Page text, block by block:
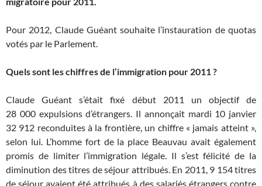
Pour 2012, Claude Guéant souhaite l’instauration de quotas
votés par le Parlement.
Quels sont les chiffres de l’immigration pour 2011 ?
Claude Guéant s’était fixé début 2011 un objectif de
28 000 expulsions d’étrangers. Il annonçait mardi 10 janvier
32 912 reconduites à la frontière, un chiffre « jamais atteint »,
selon lui. L’homme fort de la place Beauvau avait également
promis de limiter l’immigration légale. Il s’est félicité de la
diminution des titres de séjour attribués. En 2011, 9 154 titres
de séjour avaient été attribués à des salariés étrangers contre